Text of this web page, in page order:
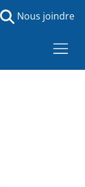
Nous joindre